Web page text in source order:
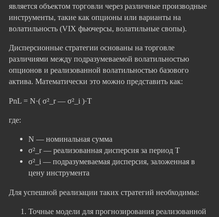
является объектом торговли через различные производные
инструменты, такие как опционы или варианты на
волатильность (VIX фьючерсы, волатильные свопы).
Дисперсионные стратегии основаны на торговле
различиями между подразумеваемой волатильностью
опционов и реализованной волатильностью базового
актива. Математически это можно представить как:
PnL = N·( σ²_r — σ²_i )·T
где:
N — номинальная сумма
σ²_r — реализованная дисперсия за период T
σ²_i — подразумеваемая дисперсия, заложенная в
цену инструмента
Для успешной реализации таких стратегий необходимы:
Точные модели для прогнозирования реализованной